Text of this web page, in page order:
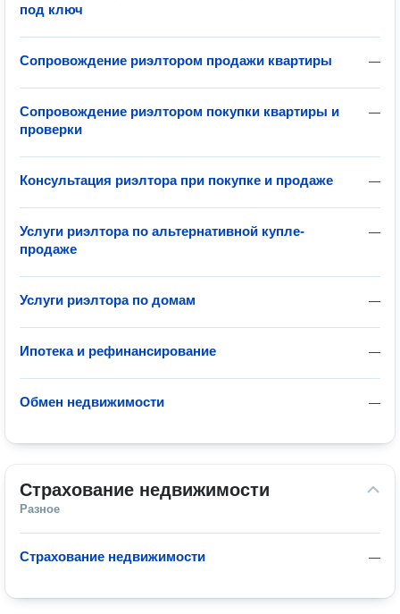
под ключ
—
Сопровождение риэлтором продажи квартиры
—
Сопровождение риэлтором покупки квартиры и
проверки
—
Консультация риэлтора при покупке и продаже
—
Услуги риэлтора по альтернативной купле-
продаже
—
Услуги риэлтора по домам
—
Ипотека и рефинансирование
—
Обмен недвижимости
Страхование недвижимости
Разное
—
Страхование недвижимости